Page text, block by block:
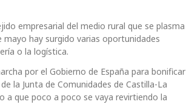
empresarial del medio rural que se plasma
hay surgido varias oportunidades
o la logística.
por el Gobierno de España para bonificar
la Junta de Comunidades de Castilla-La
a que poco a poco se vaya revirtiendo la